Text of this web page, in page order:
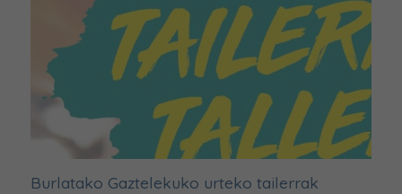
Burlatako Gaztelekuko urteko tailerrak